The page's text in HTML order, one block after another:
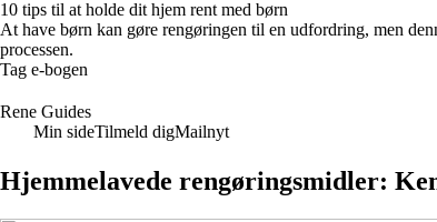
10 tips til at holde dit hjem rent med børn
At have børn kan gøre rengøringen til en udfordring, men
processen.
Tag e-bogen
Rene Guides
Min sideTilmeld digMailnyt
Hjemmelavede rengøringsmidler: